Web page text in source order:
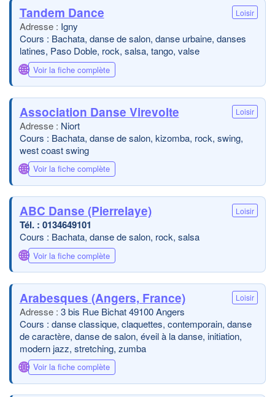
Tandem Dance Loisir
Igny
Cours : Bachata, danse de salon, danse urbaine, danses
latines, Paso Doble, rock, salsa, tango, valse
🌐 Voir la fiche complète
Association Danse Virevolte Loisir
Niort
Cours : Bachata, danse de salon, kizomba, rock, swing,
west coast swing
🌐 Voir la fiche complète
ABC Danse (Pierrelaye) Loisir
0134649101
Cours : Bachata, danse de salon, rock, salsa
🌐 Voir la fiche complète
Arabesques (Angers, France) Loisir
3 bis Rue Bichat 49100 Angers
Cours : danse classique, claquettes, contemporain, danse
de caractère, danse de salon, éveil à la danse, initiation,
modern jazz, stretching, zumba
🌐 Voir la fiche complète